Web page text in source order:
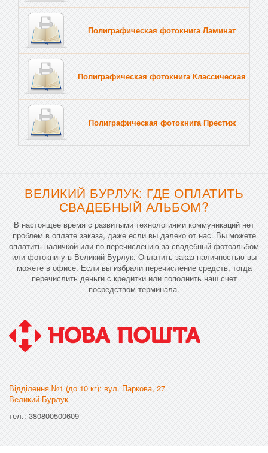
Полиграфическая фотокнига Ламинат
Полиграфическая фотокнига Классическая
Полиграфическая фотокнига Престиж
ВЕЛИКИЙ БУРЛУК: ГДЕ ОПЛАТИТЬ
СВАДЕБНЫЙ АЛЬБОМ?
В настоящее время с развитыми технологиями коммуникаций нет
проблем в оплате заказа, даже если вы далеко от нас. Вы можете
оплатить наличкой или по перечислению за свадебный фотоальбом
или фотокнигу в Великий Бурлук. Оплатить заказ наличностью вы
можете в офисе. Если вы избрали перечисление средств, тогда
перечислить деньги с кредитки или пополнить наш счет
посредством терминала.
Відділення №1 (до 10 кг): вул. Паркова, 27
Великий Бурлук
тел.: 380800500609